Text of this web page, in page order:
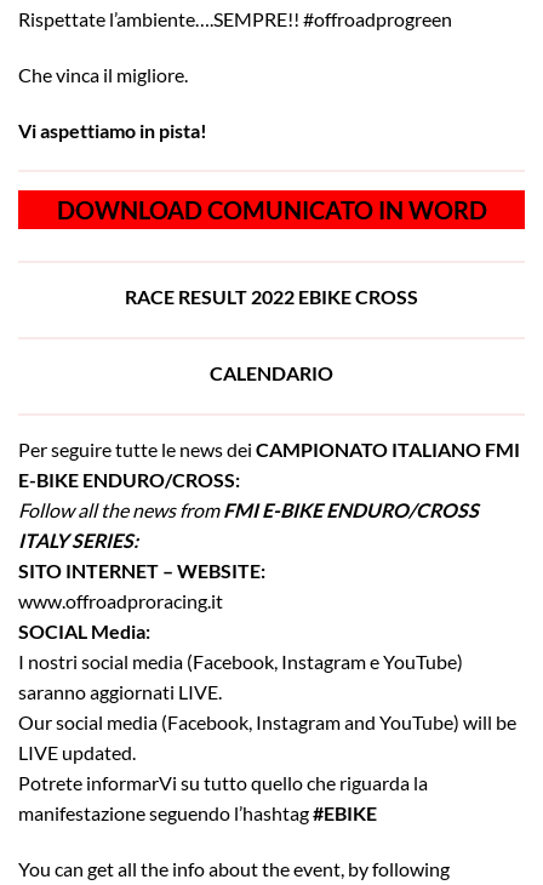
Rispettate l’ambiente….SEMPRE!! #offroadprogreen
Che vinca il migliore.
Vi aspettiamo in pista!
DOWNLOAD COMUNICATO IN WORD
RACE RESULT 2022 EBIKE CROSS
CALENDARIO
Per seguire tutte le news dei CAMPIONATO ITALIANO FMI
E-BIKE ENDURO/CROSS:
Follow all the news fromFMI E-BIKE ENDURO/CROSS
ITALY SERIES:
SITO INTERNET – WEBSITE:
www.offroadproracing.it
SOCIAL Media:
I nostri social media (Facebook, Instagram e YouTube)
saranno aggiornati LIVE.
Our social media (Facebook, Instagram and YouTube) will be
LIVE updated.
Potrete informarVi su tutto quello che riguarda la
manifestazione seguendo l’hashtag#EBIKE
You can get all the info about the event, by following